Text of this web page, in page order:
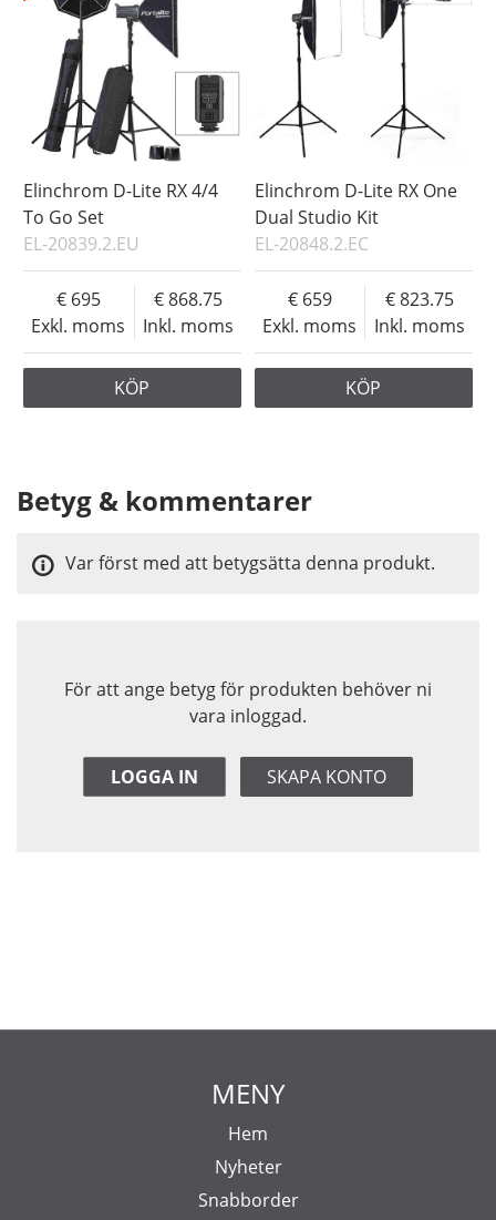
Elinchrom D-Lite RX 4/4
To Go Set
EL-20839.2.EU
Exkl. moms
695
Inkl. moms
868.75
KÖP
Elinchrom D-Lite RX One
Dual Studio Kit
EL-20848.2.EC
Exkl. moms
659
Inkl. moms
823.75
KÖP
Betyg & kommentarer
För att ange betyg för produkten behöver ni
vara inloggad.
LOGGA IN SKAPA KONTO
Var först med att betygsätta denna produkt.
MENY
Hem
Nyheter
Snabborder